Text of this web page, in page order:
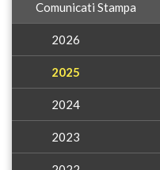
Comunicati Stampa
2026
2025
2024
2023